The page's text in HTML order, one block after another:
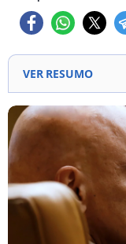
VER RESUMO
Ministros temem
limita decisões
pelo Judiciário.
crise entre
excedentes pré-
Congresso,
questionada no